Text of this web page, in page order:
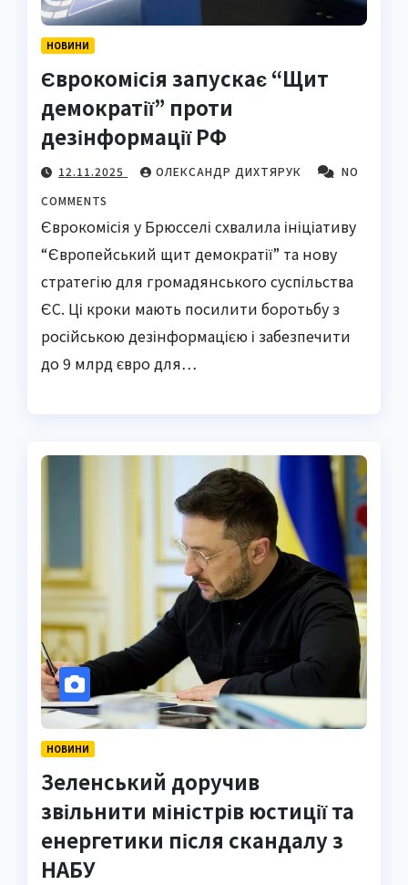
НОВИНИ
Єврокомісія запускає “Щит
демократії” проти
дезінформації РФ
12.11.2025 ОЛЕКСАНДР ДИХТЯРУК
NO
COMMENTS
Єврокомісія у Брюсселі схвалила ініціативу
“Європейський щит демократії” та нову
стратегію для громадянського суспільства
ЄС. Ці кроки мають посилити боротьбу з
російською дезінформацією і забезпечити
до 9 млрд євро для…
НОВИНИ
Зеленський доручив
звільнити міністрів юстиції та
енергетики після скандалу з
НАБУ